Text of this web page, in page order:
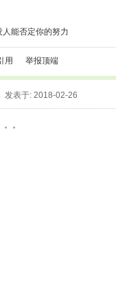
能否定你的努力
用 举报顶端
发表于: 2018-02-26
。